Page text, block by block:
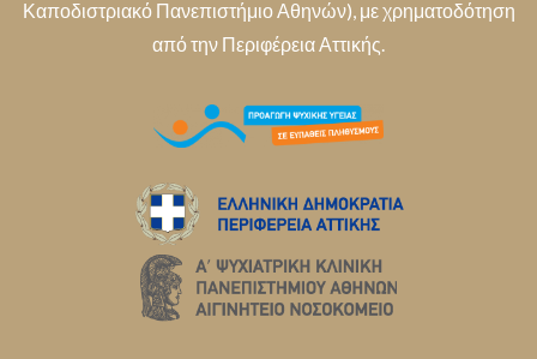
Καποδιστριακό Πανεπιστήμιο Αθηνών), με χρηματοδότηση
από την Περιφέρεια Αττικής.